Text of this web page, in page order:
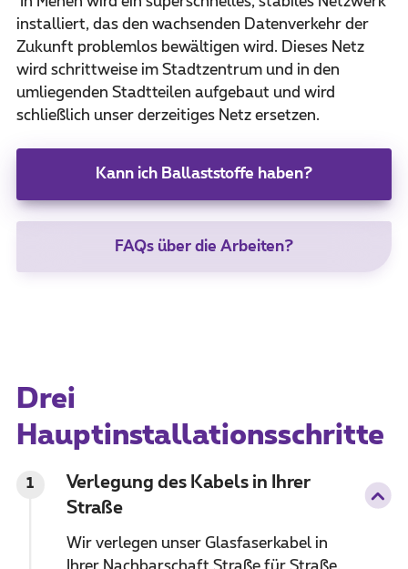
installiert, das den wachsenden Datenverkehr der
Zukunft problemlos bewältigen wird. Dieses Netz
wird schrittweise im Stadtzentrum und in den
umliegenden Stadtteilen aufgebaut und wird
schließlich unser derzeitiges Netz ersetzen.
Kann ich Ballaststoffe haben?
FAQs über die Arbeiten?
Drei
Hauptinstallationsschritte
1
Verlegung des Kabels in Ihrer
Straße
Wir verlegen unser Glasfaserkabel in
Ihrer Nachbarschaft Straße für Straße.